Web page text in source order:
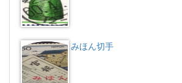
みほん切手